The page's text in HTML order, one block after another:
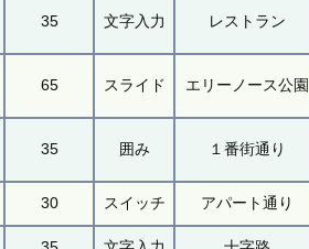
35 文字入力 レストラン
65 スライド エリーノース公園
35 囲み １番街通り
30 スイッチ アパート通り